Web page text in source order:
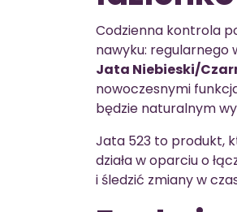
Codzienna kontrola
nawyku: regularnego
Jata Niebieski/
nowoczesnymi
będzie naturalnym
Jata 523 to produkt,
działa w oparciu o
i śledzić zmiany w